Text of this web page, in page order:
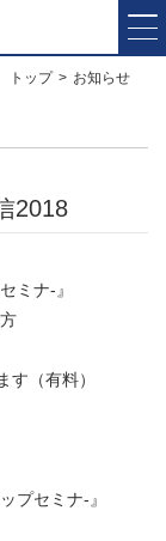
トップ お知らせ
2018
ミナ-』
（有料）
プセミナ-』